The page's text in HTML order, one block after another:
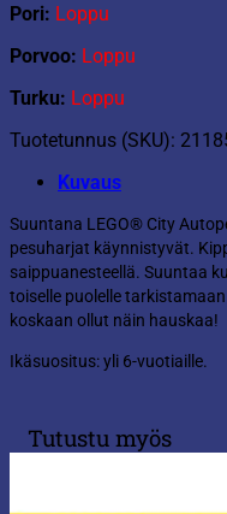
Pori: Loppu
Porvoo: Loppu
Turku: Loppu
Tuotetunnus (SKU):
Kuvaus
Suuntana LEGO® City
pesuharjat käynnistyvät.
saippuanesteellä. Suuntaa
toiselle puolelle
koskaan ollut näin hauskaa!
Ikäsuositus: yli 6-vuotiaille.
Tutustu myös